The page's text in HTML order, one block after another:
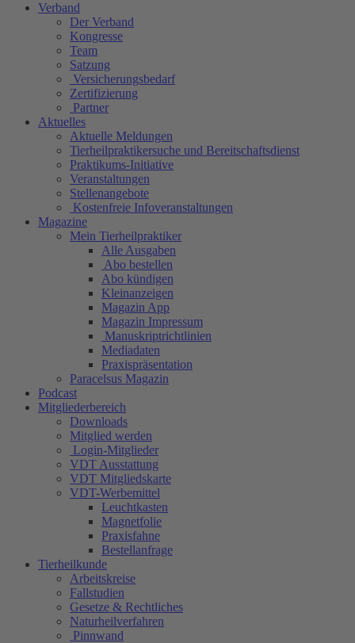
Verband
Der Verband
Kongresse
Team
Satzung
Versicherungsbedarf
Zertifizierung
Partner
Aktuelles
Aktuelle Meldungen
Tierheilpraktikersuche und Bereitschaftsdienst
Praktikums-Initiative
Veranstaltungen
Stellenangebote
Kostenfreie Infoveranstaltungen
Magazine
Mein Tierheilpraktiker
Alle Ausgaben
Abo bestellen
Abo kündigen
Kleinanzeigen
Magazin App
Magazin Impressum
Manuskriptrichtlinien
Mediadaten
Praxispräsentation
Paracelsus Magazin
Podcast
Mitgliederbereich
Downloads
Mitglied werden
Login-Mitglieder
VDT Ausstattung
VDT Mitgliedskarte
VDT-Werbemittel
Leuchtkasten
Magnetfolie
Praxisfahne
Bestellanfrage
Tierheilkunde
Arbeitskreise
Fallstudien
Gesetze & Rechtliches
Naturheilverfahren
Pinnwand